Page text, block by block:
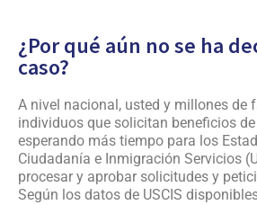
¿Por qué aún no se ha
caso?
A nivel nacional, usted y millones de
individuos que solicitan beneficios
esperando más tiempo para los
Ciudadanía e Inmigración Servicios
procesar y aprobar solicitudes y
Según los datos de USCIS